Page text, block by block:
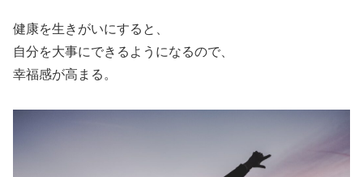
健康を生きがいにすると、
自分を大事にできるようになるので、
幸福感が高まる。